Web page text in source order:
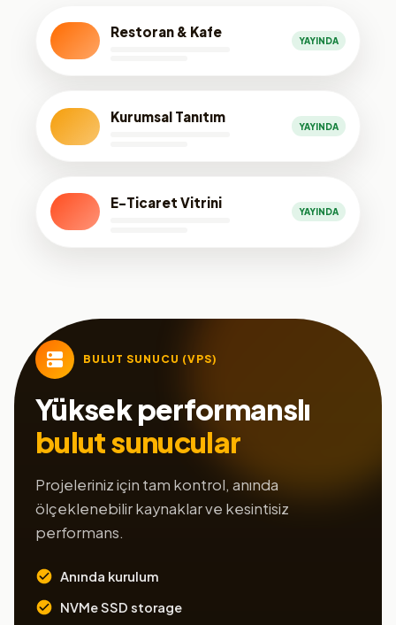
Restoran & Kafe
YAYINDA
Kurumsal Tanıtım
YAYINDA
E-Ticaret Vitrini
YAYINDA
BULUT SUNUCU (VPS)
Yüksek performanslı
bulut sunucular
Projeleriniz için tam kontrol, anında
ölçeklenebilir kaynaklar ve kesintisiz
performans.
Anında kurulum
NVMe SSD storage